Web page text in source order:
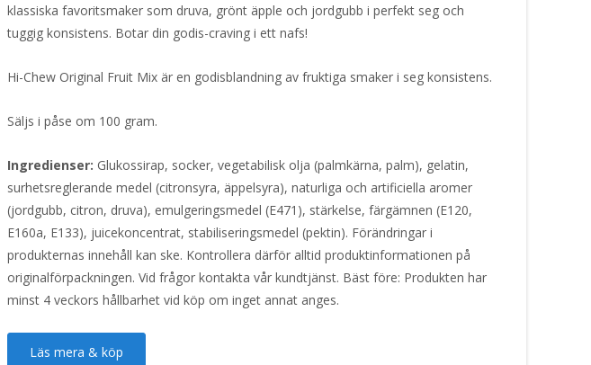
klassiska favoritsmaker som druva, grönt äpple och jordgubb i perfekt seg och
tuggig konsistens. Botar din godis-craving i ett nafs!
Hi-Chew Original Fruit Mix är en godisblandning av fruktiga smaker i seg konsistens.
Säljs i påse om 100 gram.
Ingredienser: Glukossirap, socker, vegetabilisk olja (palmkärna, palm), gelatin,
surhetsreglerande medel (citronsyra, äppelsyra), naturliga och artificiella aromer
(jordgubb, citron, druva), emulgeringsmedel (E471), stärkelse, färgämnen (E120,
E160a, E133), juicekoncentrat, stabiliseringsmedel (pektin). Förändringar i
produkternas innehåll kan ske. Kontrollera därför alltid produktinformationen på
originalförpackningen. Vid frågor kontakta vår kundtjänst. Bäst före: Produkten har
minst 4 veckors hållbarhet vid köp om inget annat anges.
Läs mera & köp